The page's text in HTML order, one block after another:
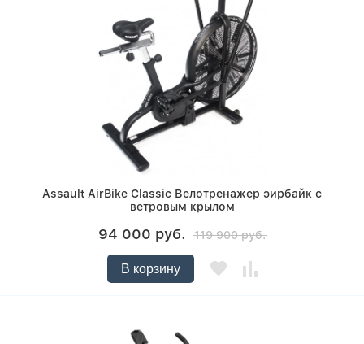
Assault AirBike Classic Велотренажер эирбайк с
ветровым крылом
94 000 руб. 119 900 руб.
В корзину